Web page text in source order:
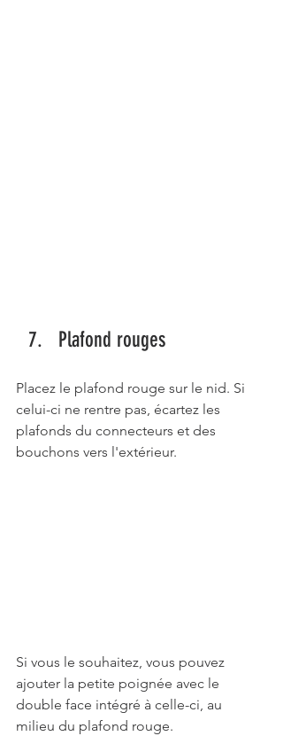
Plafond rouges
Placez le plafond rouge sur le nid. Si
celui-ci ne rentre pas, écartez les
plafonds du connecteurs et des
bouchons vers l'extérieur.
Si vous le souhaitez, vous pouvez
ajouter la petite poignée avec le
double face intégré à celle-ci, au
milieu du plafond rouge.